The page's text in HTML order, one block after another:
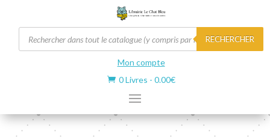
Recherche
de
produits
RECHERCHER
Mon compte
 0 Livres - 0.00€